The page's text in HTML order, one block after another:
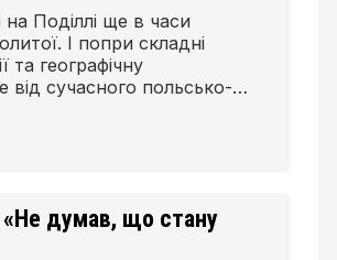
Поділлі ще в часи
І попри складні
та географічну
від сучасного польсько-
їх відділяють сотні
польським громадам
«Не думав, що стану